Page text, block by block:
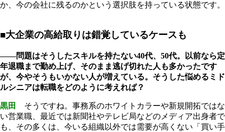
か、今の会社に残るのかという選択肢を持っている状態です。
■大企業の高給取りは錯覚しているケースも
――問題はそうしたスキルを持たない40代、50代。以前なら定
年退職まで勤め上げ、そのまま逃げ切れた人も多かったです
が、今やそうもいかない人が増えている。そうした悩めるミド
ルシニアは転職をどのように考えれば？
黒田
そうですね。事務系のホワイトカラーや新規開拓ではな
い営業職、最近では新聞社やテレビ局などのメディア出身者で
も、その多くは、今いる組織以外では需要が高くない「買い手